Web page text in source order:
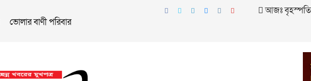
ভোলার বাণী পরিবার
আজঃ